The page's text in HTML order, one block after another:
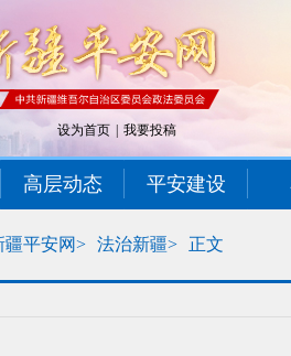
设为首页 我要投稿
高层动态 平安建设
疆平安网> 法治新疆> 正文